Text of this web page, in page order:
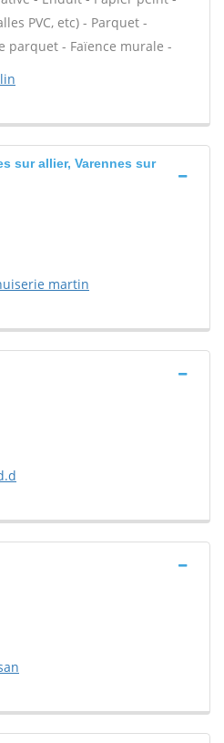
PVC, etc) - Parquet -
parquet - Faïence murale -
sur allier, Varennes sur
martin